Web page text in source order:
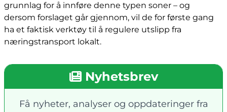
grunnlag for å innføre denne typen soner – og
dersom forslaget går gjennom, vil de for første gang
ha et faktisk verktøy til å regulere utslipp fra
næringstransport lokalt.
Nyhetsbrev
Få nyheter, analyser og oppdateringer fra